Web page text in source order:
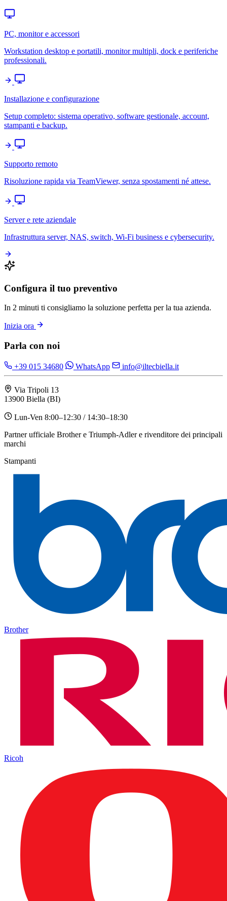
PC, monitor e accessori
Workstation desktop e portatili, monitor multipli, dock e periferiche
professionali.
Installazione e configurazione
Setup completo: sistema operativo, software gestionale, account,
stampanti e backup.
Supporto remoto
Risoluzione rapida via TeamViewer, senza spostamenti né attese.
Server e rete aziendale
Infrastruttura server, NAS, switch, Wi-Fi business e cybersecurity.
Configura il tuo preventivo
In 2 minuti ti consigliamo la soluzione perfetta per la tua azienda.
Inizia ora
Parla con noi
+39 015 34680 WhatsApp info@iltecbiella.it
Via Tripoli 13
13900 Biella (BI)
Lun-Ven 8:00–12:30 / 14:30–18:30
Partner ufficiale Brother e Triumph-Adler e rivenditore dei principali
marchi
Stampanti
Brother
Ricoh